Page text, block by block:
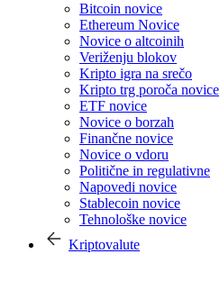
Bitcoin novice
Ethereum Novice
Novice o altcoinih
Veriženju blokov
Kripto igra na srečo
Kripto trg poroča novice
ETF novice
Novice o borzah
Finančne novice
Novice o vdoru
Politične in regulativne
Napovedi novice
Stablecoin novice
Tehnološke novice
Kriptovalute